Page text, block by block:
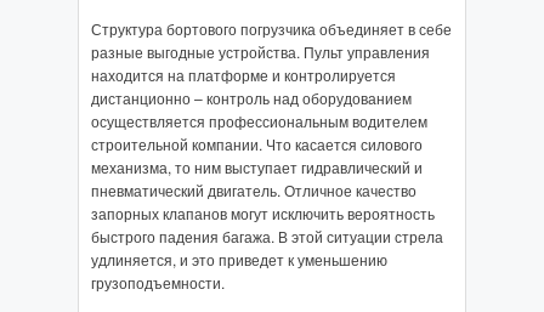
Структура бортового погрузчика объединяет в себе
разные выгодные устройства. Пульт управления
находится на платформе и контролируется
дистанционно – контроль над оборудованием
осуществляется профессиональным водителем
строительной компании. Что касается силового
механизма, то ним выступает гидравлический и
пневматический двигатель. Отличное качество
запорных клапанов могут исключить вероятность
быстрого падения багажа. В этой ситуации стрела
удлиняется, и это приведет к уменьшению
грузоподъемности.